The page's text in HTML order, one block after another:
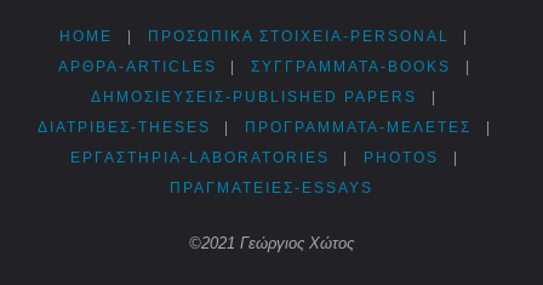
HOME ΠΡΟΣΩΠΙΚΆ ΣΤΟΙΧΕΊΑ-PERSONAL
ΑΡΘΡΑ-ARTICLES ΣΥΓΓΡΆΜΜΑΤΑ-BOOKS
ΔΗΜΟΣΙΕΎΣΕΙΣ-PUBLISHED PAPERS
ΔΙΑΤΡΙΒΈΣ-THESES ΠΡΟΓΡΆΜΜΑΤΑ-ΜΕΛΈΤΕΣ
ΕΡΓΑΣΤΉΡΙΑ-LABORATORIES PHOTOS
ΠΡΑΓΜΑΤΕΊΕΣ-ESSAYS
©2021 Γεώργιος Χώτος